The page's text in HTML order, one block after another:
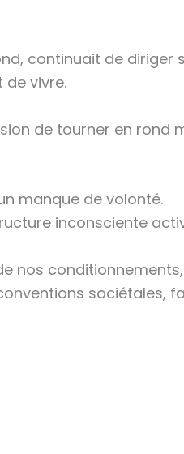
continuait de diriger
de vivre.
de tourner en rond
manque de volonté.
inconsciente
nos
sociétales,